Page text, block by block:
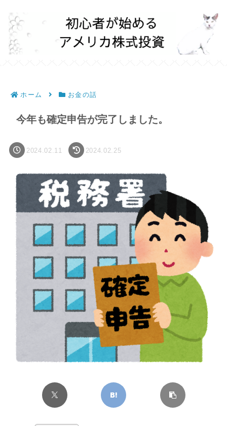
ホーム お金の話
今年も確定申告が完了しました。
2024.02.11 2024.02.25